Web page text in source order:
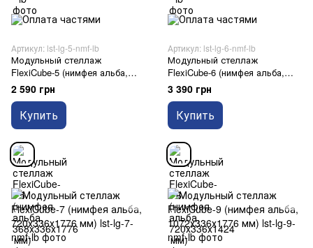
Артикул: lst-lg-5-nmf-lb
Модульный стеллаж
FlexiCube-5 (нимфея альба,
368х336х1776 мм)
2 590 грн
Купить
Артикул: lst-lg-6-nmf-lb
Модульный стеллаж
FlexiCube-6 (нимфея альба,
720х336х1424 мм)
3 390 грн
Купить